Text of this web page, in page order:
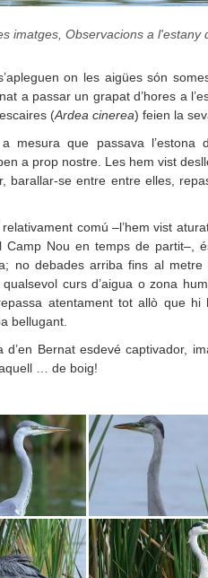
imatges Observacions a l'estany
on les aigües són
a passar un grapat d’hores a
(Ardea cinerea) feien la
que passava l’estona
a prop nostre. Les hem vist
barallar-se entre entre elles,
comú –l’hem vist
Nou en temps de partit–,
no debades arriba fins al metre
qualsevol curs d’aigua o zona
atentament tot allò que hi
bellugant.
Bernat esdevé captivador,
… de boig!